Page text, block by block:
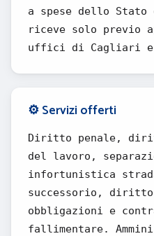
a spese dello
riceve solo previo
uffici di Cagliari e
⚙️ Servizi offerti
Diritto penale,
del lavoro,
infortunistica
successorio,
obbligazioni e
fallimentare.